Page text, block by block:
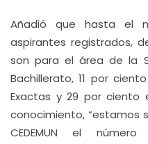
Añadió que hasta el
aspirantes registrados,
son para el área de la
Bachillerato, 11 por
Exactas y 29 por
conocimiento, “estamos
CEDEMUN el